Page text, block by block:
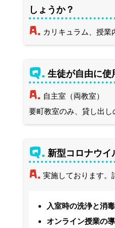
しょうか？
A. カリキュラム、授業
Q. 生徒が自由に使
A. 自主室（両教室）
要町教室のみ、貸し出し
Q. 新型コロナウイ
A. 実施しております。
入室時の洗浄と消毒
オンライン授業の